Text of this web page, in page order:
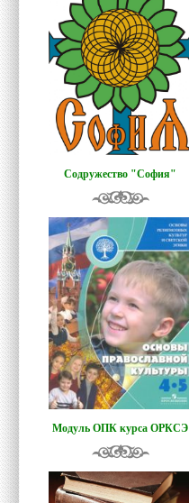
Содружество "София"
Модуль ОПК курса ОРКСЭ